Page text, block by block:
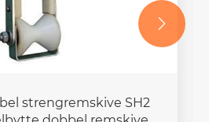
pressekompressor
